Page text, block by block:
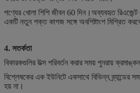
পণ্যের খোলা শিশি জীবন 60 দিন।অব্যবহৃত রিএজেন্ট
একটি নতুন শক্ত কাগজ সঙ্গে অবশিষ্টাংশ মিশ্রিত
4. সতর্কতা
বিকারকগুলির উত্স পরিবর্তন করার সময় পুনরায়
বিশ্লেষকের এক ইউনিটে একসাথে বিভিন্ন ব্র্যান্ডের
হয় না।